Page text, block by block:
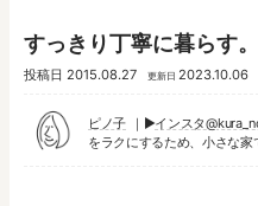
すっきり丁寧に暮らす。
投稿日 2015.08.27 更新日 2023.10.06
ピノ子 ▶︎インスタ
をラクにするため、小さな家